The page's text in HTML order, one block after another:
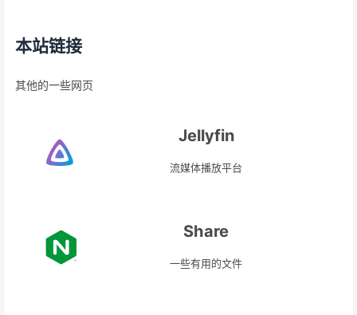
本站链接
其他的一些网页
Jellyfin
流媒体播放平台
Share
一些有用的文件